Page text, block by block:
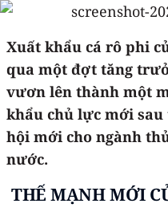
Xuất khẩu cá rô phi
qua một đợt tăng
vươn lên thành một
khẩu chủ lực mới
hội mới cho ngành
nước.
THẾ MẠNH MỚI